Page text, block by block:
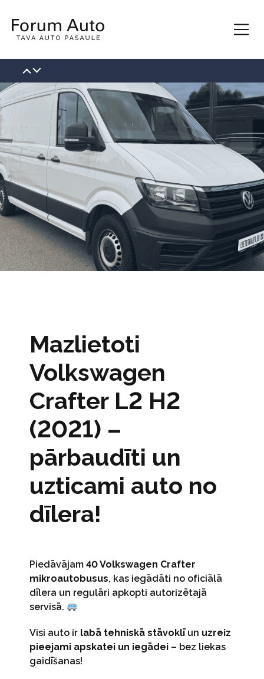
KONTAKTI
PAR MUMS
VAKANCES
BLOGS
ĪPAŠIE PIEDĀVĀJUMI
Mazlietoti
Volkswagen
Crafter L2 H2
(2021) –
pārbaudīti un
uzticami auto no
dīlera!
Piedāvājam 40 Volkswagen Crafter
mikroautobusus, kas iegādāti no oficiālā
dīlera un regulāri apkopti autorizētajā
servisā.
Visi auto ir labā tehniskā stāvoklīun uzreiz
pieejami apskatei un iegādei – bez liekas
gaidīšanas!